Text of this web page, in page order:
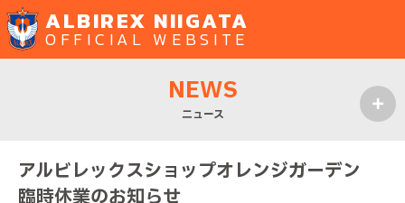
ALBIREX NIIGATA
OFFICIAL WEBSITE
NEWS
ニュース
アルビレックスショップオレンジガーデン